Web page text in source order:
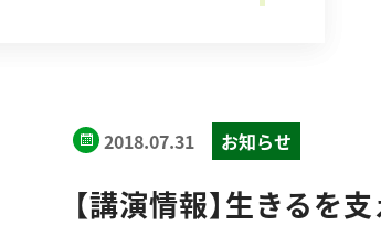
2018.07.31 お知らせ
【講演情報】生きるを